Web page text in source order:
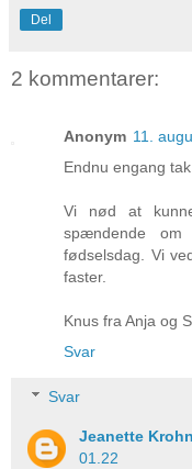
Del
2 kommentarer:
Anonym 11.
Endnu engang
Vi nød at
spændende
fødselsdag. Vi
faster.
Knus fra Anja og
Svar
Svar
Jeanette
01.22